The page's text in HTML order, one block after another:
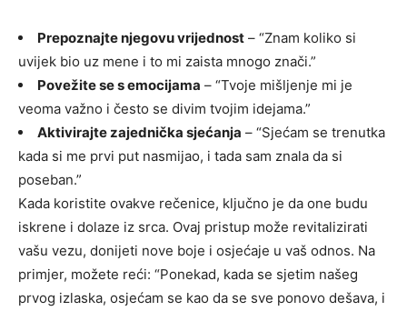
Prepoznajte njegovu vrijednost – “Znam koliko si
uvijek bio uz mene i to mi zaista mnogo znači.”
Povežite se s emocijama – “Tvoje mišljenje mi je
veoma važno i često se divim tvojim idejama.”
Aktivirajte zajednička sjećanja – “Sjećam se trenutka
kada si me prvi put nasmijao, i tada sam znala da si
poseban.”
Kada koristite ovakve rečenice, ključno je da one budu
iskrene i dolaze iz srca. Ovaj pristup može revitalizirati
vašu vezu, donijeti nove boje i osjećaje u vaš odnos. Na
primjer, možete reći: “Ponekad, kada se sjetim našeg
prvog izlaska, osjećam se kao da se sve ponovo dešava, i